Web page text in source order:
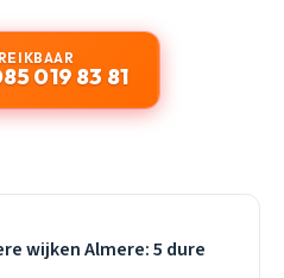
019 83 81
wijken Almere: 5 dure